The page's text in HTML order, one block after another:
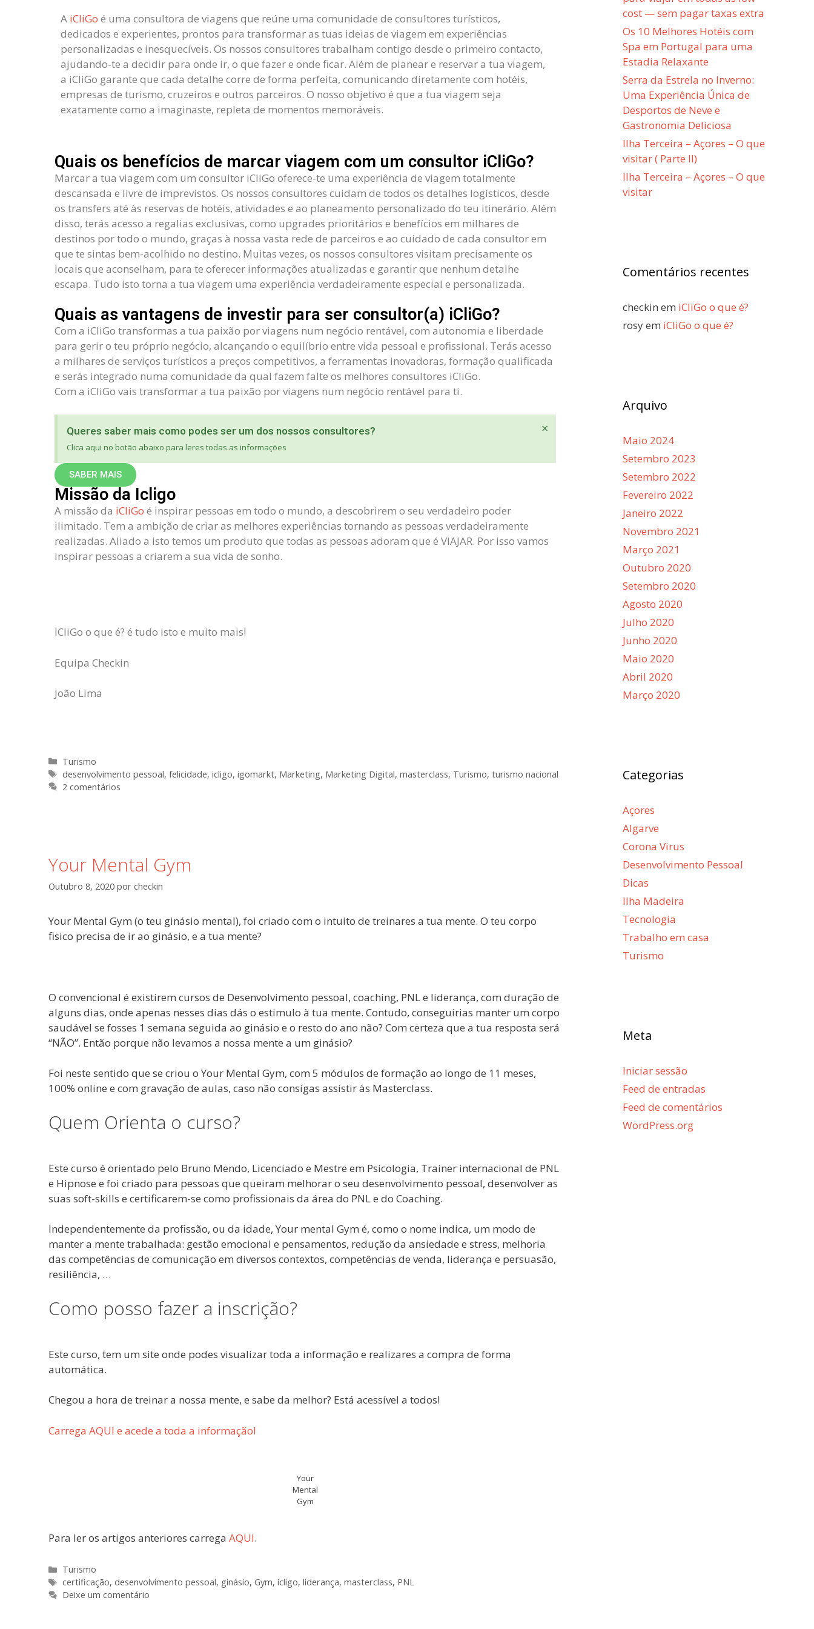
AiCliGo é uma consultora de viagens que reúne uma comunidade de consultores turísticos,
dedicados e experientes, prontos para transformar as tuas ideias de viagem em experiências
personalizadas e inesquecíveis. Os nossos consultores trabalham contigo desde o primeiro contacto,
ajudando-te a decidir para onde ir, o que fazer e onde ficar. Além de planear e reservar a tua viagem,
a iCliGo garante que cada detalhe corre de forma perfeita, comunicando diretamente com hotéis,
empresas de turismo, cruzeiros e outros parceiros. O nosso objetivo é que a tua viagem seja
exatamente como a imaginaste, repleta de momentos memoráveis.
Quais os benefícios de marcar viagem com um consultor iCliGo?
Marcar a tua viagem com um consultor iCliGo oferece-te uma experiência de viagem totalmente
descansada e livre de imprevistos. Os nossos consultores cuidam de todos os detalhes logísticos, desde
os transfers até às reservas de hotéis, atividades e ao planeamento personalizado do teu itinerário. Além
disso, terás acesso a regalias exclusivas, como upgrades prioritários e benefícios em milhares de
destinos por todo o mundo, graças à nossa vasta rede de parceiros e ao cuidado de cada consultor em
que te sintas bem-acolhido no destino. Muitas vezes, os nossos consultores visitam precisamente os
locais que aconselham, para te oferecer informações atualizadas e garantir que nenhum detalhe
escapa. Tudo isto torna a tua viagem uma experiência verdadeiramente especial e personalizada.
Quais as vantagens de investir para ser consultor(a) iCliGo?
Com a iCliGo transformas a tua paixão por viagens num negócio rentável, com autonomia e liberdade
para gerir o teu próprio negócio, alcançando o equilíbrio entre vida pessoal e profissional. Terás acesso
a milhares de serviços turísticos a preços competitivos, a ferramentas inovadoras, formação qualificada
e serás integrado numa comunidade da qual fazem falte os melhores consultores iCliGo.
Com a iCliGo vais transformar a tua paixão por viagens num negócio rentável para ti.
Queres saber mais como podes ser um dos nossos consultores?
Clica aqui no botão abaixo para leres todas as informações
×
SABER MAIS
Missão da Icligo
A missão da iCliGo é inspirar pessoas em todo o mundo, a descobrirem o seu verdadeiro poder
ilimitado. Tem a ambição de criar as melhores experiências tornando as pessoas verdadeiramente
realizadas. Aliado a isto temos um produto que todas as pessoas adoram que é VIAJAR. Por isso vamos
inspirar pessoas a criarem a sua vida de sonho.
ICliGo o que é? é tudo isto e muito mais!
Equipa Checkin
João Lima
Turismo
desenvolvimento pessoal, felicidade, icligo, igomarkt, Marketing, Marketing Digital, masterclass, Turismo, turismo nacional
2 comentários
Your Mental Gym
Outubro 8, 2020 por checkin
Your Mental Gym (o teu ginásio mental), foi criado com o intuito de treinares a tua mente. O teu corpo
fisico precisa de ir ao ginásio, e a tua mente?
O convencional é existirem cursos de Desenvolvimento pessoal, coaching, PNL e liderança, com duração de
alguns dias, onde apenas nesses dias dás o estimulo à tua mente. Contudo, conseguirias manter um corpo
saudável se fosses 1 semana seguida ao ginásio e o resto do ano não? Com certeza que a tua resposta será
“NÃO”. Então porque não levamos a nossa mente a um ginásio?
Foi neste sentido que se criou o Your Mental Gym, com 5 módulos de formação ao longo de 11 meses,
100% online e com gravação de aulas, caso não consigas assistir às Masterclass.
Quem Orienta o curso?
Este curso é orientado pelo Bruno Mendo, Licenciado e Mestre em Psicologia, Trainer internacional de PNL
e Hipnose e foi criado para pessoas que queiram melhorar o seu desenvolvimento pessoal, desenvolver as
suas soft-skills e certificarem-se como profissionais da área do PNL e do Coaching.
Independentemente da profissão, ou da idade, Your mental Gym é, como o nome indica, um modo de
manter a mente trabalhada: gestão emocional e pensamentos, redução da ansiedade e stress, melhoria
das competências de comunicação em diversos contextos, competências de venda, liderança e persuasão,
resiliência, …
Como posso fazer a inscrição?
Este curso, tem um site onde podes visualizar toda a informação e realizares a compra de forma
automática.
Chegou a hora de treinar a nossa mente, e sabe da melhor? Está acessível a todos!
Carrega AQUI e acede a toda a informação!
Your
Mental
Gym
Para ler os artigos anteriores carrega AQUI.
Turismo
certificação, desenvolvimento pessoal, ginásio, Gym, icligo, liderança, masterclass, PNL
Deixe um comentário
cost — sem pagar taxas extra
Os 10 Melhores Hotéis com
Spa em Portugal para uma
Estadia Relaxante
Serra da Estrela no Inverno:
Uma Experiência Única de
Desportos de Neve e
Gastronomia Deliciosa
Ilha Terceira – Açores – O que
visitar ( Parte II)
Ilha Terceira – Açores – O que
visitar
Comentários recentes
checkin em iCliGo o que é?
rosyem iCliGo o que é?
Arquivo
Maio 2024
Setembro 2023
Setembro 2022
Fevereiro 2022
Janeiro 2022
Novembro 2021
Março 2021
Outubro 2020
Setembro 2020
Agosto 2020
Julho 2020
Junho 2020
Maio 2020
Abril 2020
Março 2020
Categorias
Açores
Algarve
Corona Virus
Desenvolvimento Pessoal
Dicas
Ilha Madeira
Tecnologia
Trabalho em casa
Turismo
Meta
Iniciar sessão
Feed de entradas
Feed de comentários
WordPress.org